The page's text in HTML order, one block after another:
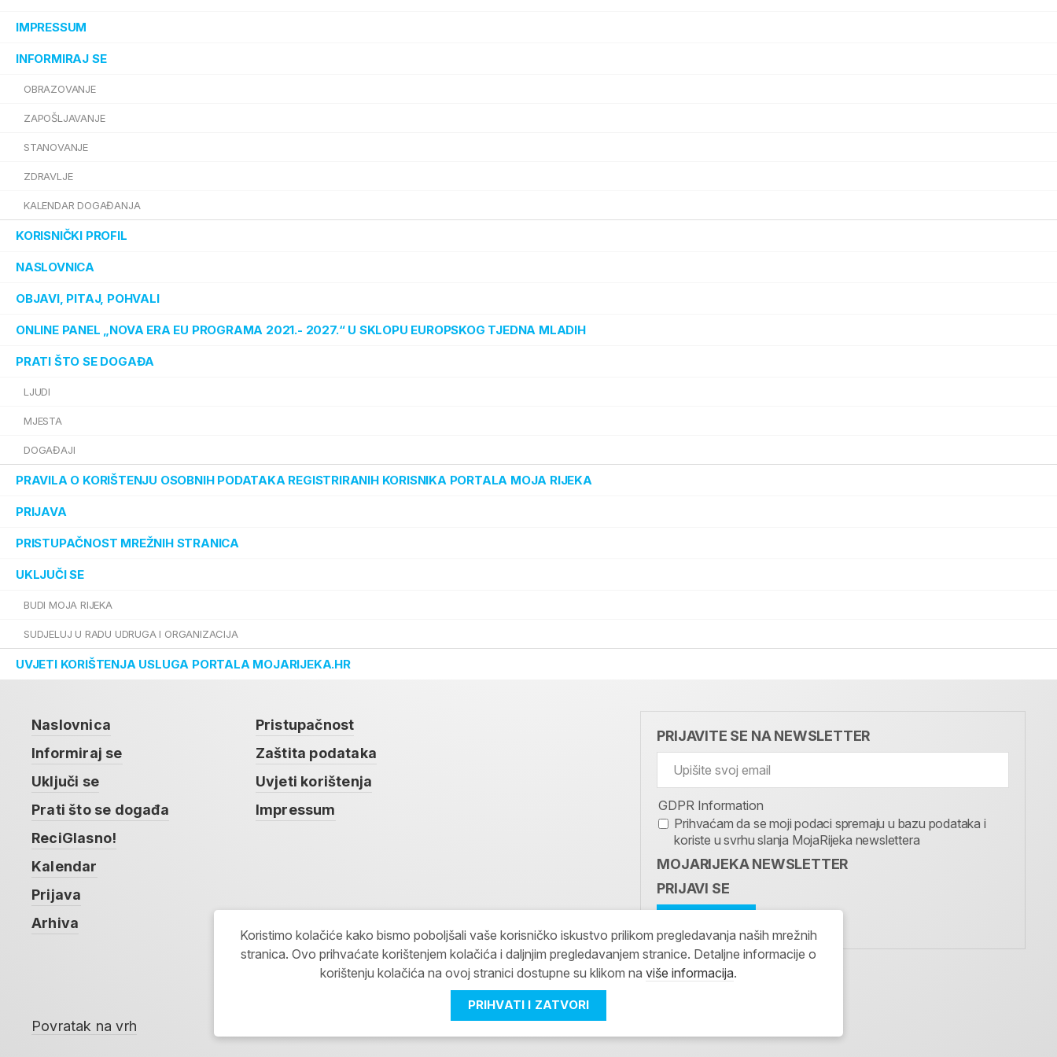
IMPRESSUM
INFORMIRAJ SE
OBRAZOVANJE
ZAPOŠLJAVANJE
STANOVANJE
ZDRAVLJE
KALENDAR DOGAĐANJA
KORISNIČKI PROFIL
NASLOVNICA
OBJAVI, PITAJ, POHVALI
ONLINE PANEL „NOVA ERA EU PROGRAMA 2021.- 2027.“ U SKLOPU EUROPSKOG TJEDNA MLADIH
PRATI ŠTO SE DOGAĐA
LJUDI
MJESTA
DOGAĐAJI
PRAVILA O KORIŠTENJU OSOBNIH PODATAKA REGISTRIRANIH KORISNIKA PORTALA MOJA RIJEKA
PRIJAVA
PRISTUPAČNOST MREŽNIH STRANICA
UKLJUČI SE
BUDI MOJA RIJEKA
SUDJELUJ U RADU UDRUGA I ORGANIZACIJA
UVJETI KORIŠTENJA USLUGA PORTALA MOJARIJEKA.HR
Naslovnica
Informiraj se
Uključi se
Prati što se događa
ReciGlasno!
Kalendar
Prijava
Arhiva
Pristupačnost
Zaštita podataka
Uvjeti korištenja
Impressum
PRIJAVITE SE NA NEWSLETTER
GDPR Information
Prihvaćam da se moji podaci spremaju u bazu podataka i
koriste u svrhu slanja MojaRijeka newslettera
MOJARIJEKA NEWSLETTER
PRIJAVI SE
Povratak na vrh
Koristimo kolačiće kako bismo poboljšali vaše korisničko iskustvo prilikom pregledavanja naših mrežnih
stranica. Ovo prihvaćate korištenjem kolačića i daljnjim pregledavanjem stranice. Detaljne informacije o
korištenju kolačića na ovoj stranici dostupne su klikom na više informacija.
PRIHVATI I ZATVORI